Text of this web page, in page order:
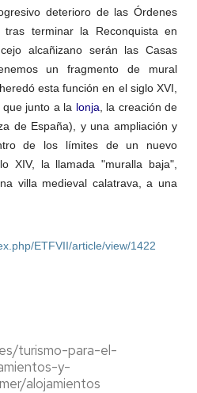
deterioro de las Órdenes
terminar la Reconquista en
alcañizano serán las Casas
un fragmento de mural
esta función en el siglo XVI,
junto a la lonja , la creación de
de España), y una ampliación y
de los límites de un nuevo
XIV, la llamada "muralla baja",
villa medieval calatrava, a una
ETFVII/article/view/1422
turismo-para-el-
y-
alojamientos